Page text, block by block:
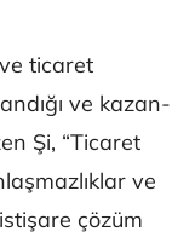
ticaret
ve kazan-
Şi, “Ticaret
ve
çözüm